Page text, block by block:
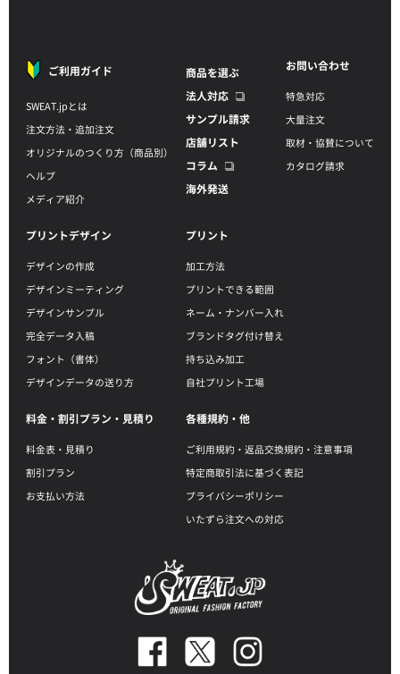
ご利用ガイド
SWEAT.jpとは
注文方法・追加注文
オリジナルのつくり方（商品別）
ヘルプ
メディア紹介
商品を選ぶ
法人対応
サンプル請求
店舗リスト
コラム
海外発送
お問い合わせ
特急対応
大量注文
取材・協賛について
カタログ請求
プリントデザイン
デザインの作成
デザインミーティング
デザインサンプル
完全データ入稿
フォント（書体）
デザインデータの送り方
プリント
加工方法
プリントできる範囲
ネーム・ナンバー入れ
ブランドタグ付け替え
持ち込み加工
自社プリント工場
料金・割引プラン・見積り
料金表・見積り
割引プラン
お支払い方法
各種規約・他
ご利用規約・返品交換規約・注意事項
特定商取引法に基づく表記
プライバシーポリシー
いたずら注文への対応